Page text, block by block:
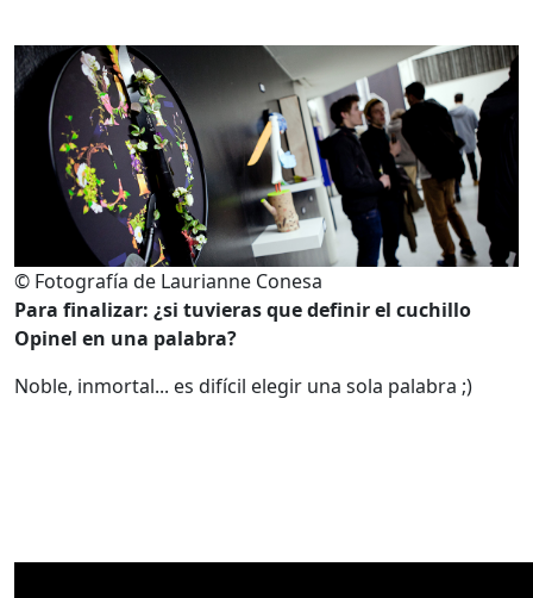
© Fotografía de Laurianne Conesa
Para finalizar: ¿si tuvieras que definir el cuchillo
Opinel en una palabra?
Noble, inmortal... es difícil elegir una sola palabra ;)